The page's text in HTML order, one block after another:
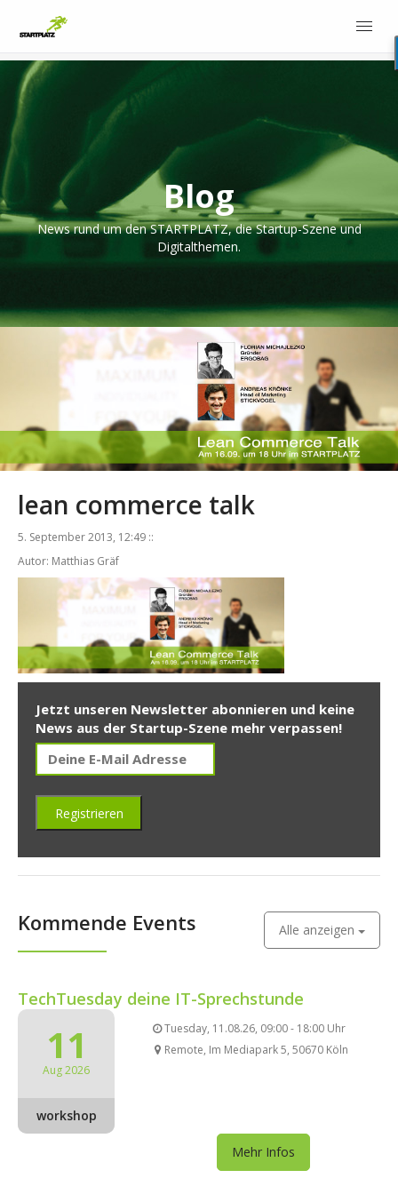
Blog
News rund um den STARTPLATZ, die Startup-Szene und
Digitalthemen.
lean commerce talk
5. September 2013, 12:49 ::
Autor: Matthias Gräf
Jetzt unseren Newsletter abonnieren und keine
News aus der Startup-Szene mehr verpassen!
Kommende Events Alle anzeigen
TechTuesday deine IT-Sprechstunde
11
Aug 2026
workshop
Tuesday, 11.08.26, 09:00 - 18:00 Uhr
Remote, Im Mediapark 5, 50670 Köln
Mehr Infos